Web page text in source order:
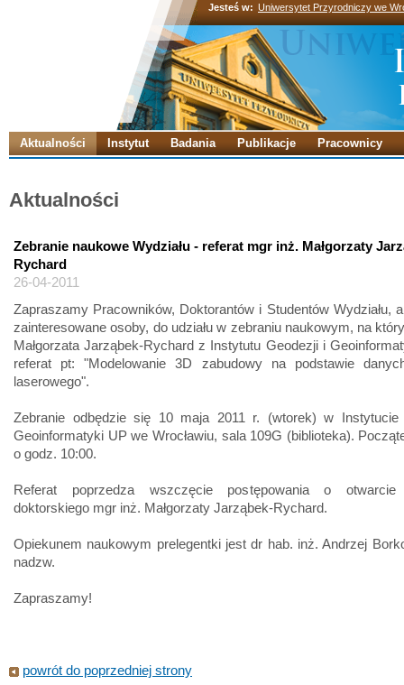
Jesteś w: Uniwersytet Przyrodniczy we
Aktualności Instytut Badania Publikacje Pracownicy
Aktualności
Zebranie naukowe Wydziału - referat mgr inż. Małgorzaty
Rychard
26-04-2011
Zapraszamy Pracowników, Doktorantów i Studentów Wydziału,
zainteresowane osoby, do udziału w zebraniu naukowym, na
Małgorzata Jarząbek-Rychard z Instytutu Geodezji i
referat pt: "Modelowanie 3D zabudowy na podstawie
laserowego".
Zebranie odbędzie się 10 maja 2011 r. (wtorek) w Instytucie
Geoinformatyki UP we Wrocławiu, sala 109G (biblioteka).
o godz. 10:00.
Referat poprzedza wszczęcie postępowania o otwarcie
doktorskiego mgr inż. Małgorzaty Jarząbek-Rychard.
Opiekunem naukowym prelegentki jest dr hab. inż. Andrzej
nadzw.
Zapraszamy!
powrót do poprzedniej strony